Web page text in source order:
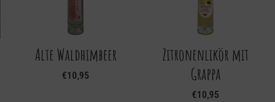
Alte Waldhimbeer
€10,95
Zitronenlikör mit
Grappa
€10,95